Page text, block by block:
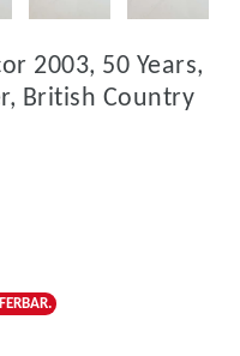
2003, 50 Years,
British Country